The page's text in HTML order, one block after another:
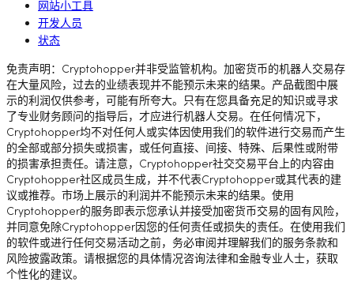
网站小工具
开发人员
状态
免责声明：Cryptohopper并非受监管机构。加密货币的机器人交易存
在大量风险，过去的业绩表现并不能预示未来的结果。产品截图中展
示的利润仅供参考，可能有所夸大。只有在您具备充足的知识或寻求
了专业财务顾问的指导后，才应进行机器人交易。在任何情况下，
Cryptohopper均不对任何人或实体因使用我们的软件进行交易而产生
的全部或部分损失或损害，或任何直接、间接、特殊、后果性或附带
的损害承担责任。请注意，Cryptohopper社交交易平台上的内容由
Cryptohopper社区成员生成，并不代表Cryptohopper或其代表的建
议或推荐。市场上展示的利润并不能预示未来的结果。使用
Cryptohopper的服务即表示您承认并接受加密货币交易的固有风险，
并同意免除Cryptohopper因您的任何责任或损失的责任。在使用我们
的软件或进行任何交易活动之前，务必审阅并理解我们的服务条款和
风险披露政策。请根据您的具体情况咨询法律和金融专业人士，获取
个性化的建议。